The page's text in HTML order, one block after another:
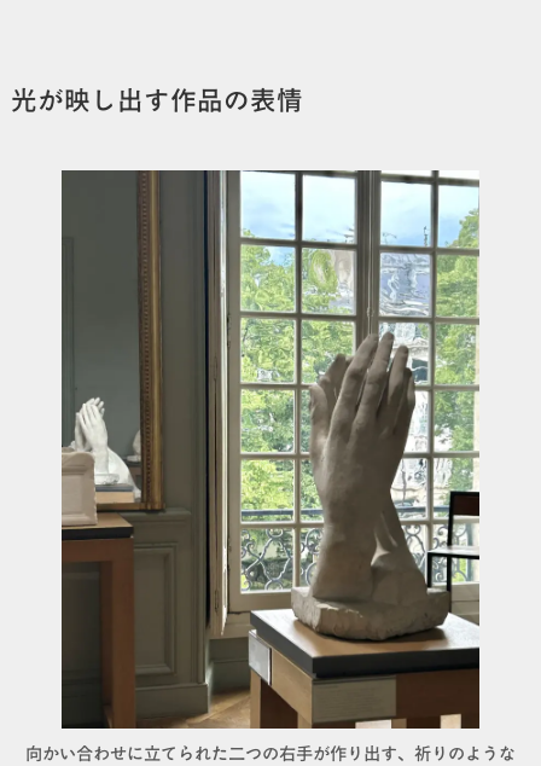
光が映し出す作品の表情
向かい合わせに立てられた二つの右手が作り出す、祈りのような